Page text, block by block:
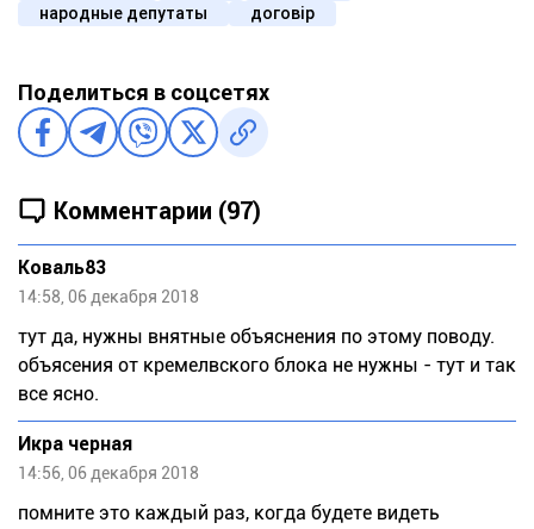
народные депутаты
договір
Поделиться в соцсетях
Комментарии (97)
Коваль83
14:58, 06 декабря 2018
тут да, нужны внятные объяснения по этому поводу.
объясения от кремелвского блока не нужны - тут и так
все ясно.
Икра черная
14:56, 06 декабря 2018
помните это каждый раз, когда будете видеть